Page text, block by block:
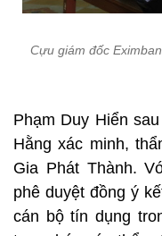
Cựu giám đốc
Phạm Duy Hiển
Hằng xác minh,
Gia Phát Thành.
phê duyệt đồng ý
cán bộ tín dụng